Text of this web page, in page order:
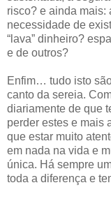
risco? e ainda mais:
necessidade de
“lava” dinheiro?
e de outros?
Enfim… tudo isto
canto da sereia.
diariamente de que
perder estes e mais
que estar muito
em nada na vida e
única. Há sempre
toda a diferença e